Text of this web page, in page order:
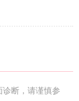
断，请谨慎参